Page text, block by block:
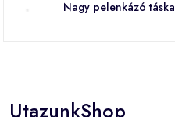
Nagy pelenkázó táska
UtazunkShop